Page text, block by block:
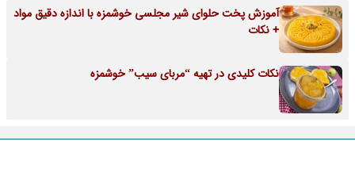
آموزش پخت حلوای شیر مجلسی خوشمزه با اندازه دقیق مواد
+ نکات
نکات کلیدی در تهیه “مربای سیب” خوشمزه